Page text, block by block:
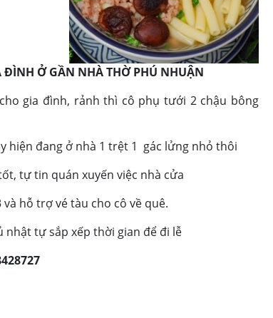
ĐÌNH Ở GẦN NHÀ THỜ PHÚ NHUẬN
gia đình, rảnh thì cô phụ tưới 2 chậu bông
hiện đang ở nhà 1 trệt 1 gác lửng nhỏ thôi
tự tin quán xuyến việc nhà cửa
hỗ trợ vé tàu cho cô về quê.
nhật tự sắp xếp thời gian để đi lễ